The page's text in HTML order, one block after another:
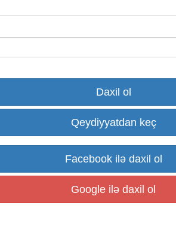
Qeydiyyatdan keç
Facebook ilə daxil ol
Google ilə daxil ol